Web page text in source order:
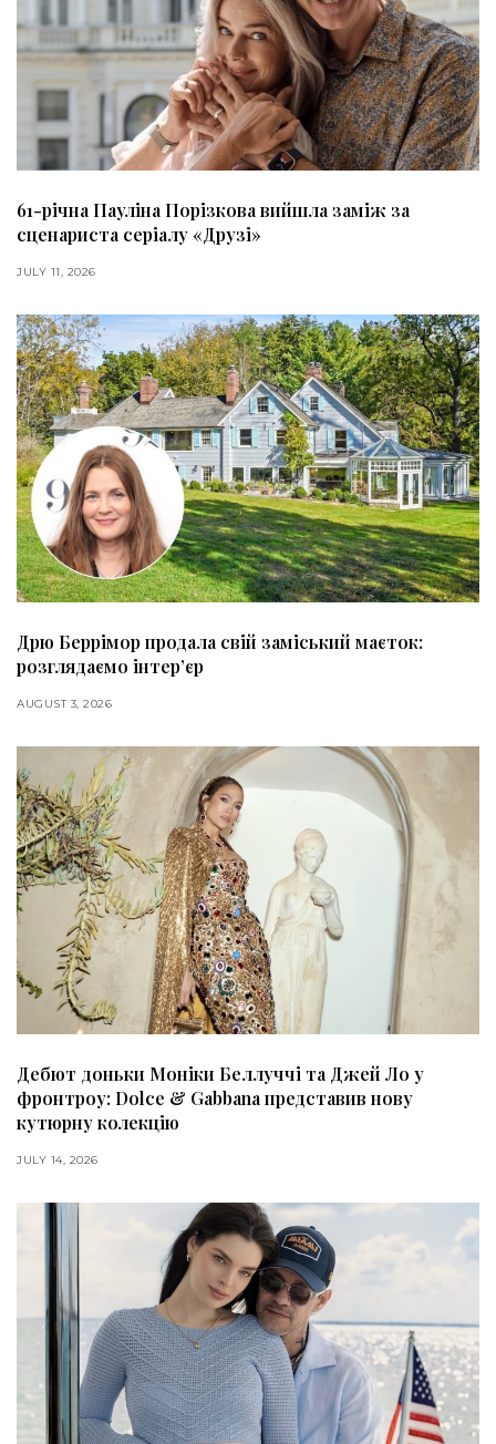
61-річна Пауліна Порізкова вийшла заміж за
сценариста серіалу «Друзі»
JULY 11, 2026
Дрю Беррімор продала свій заміський маєток:
розглядаємо інтер’єр
AUGUST 3, 2026
Дебют доньки Моніки Беллуччі та Джей Ло у
фронтроу: Dolce & Gabbana представив нову
кутюрну колекцію
JULY 14, 2026